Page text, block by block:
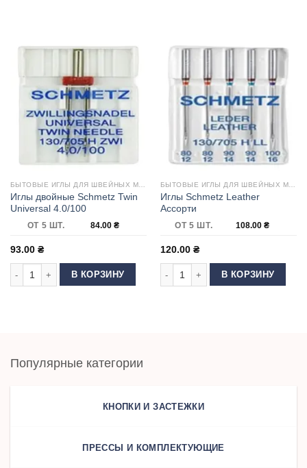
Иглы двойные Schmetz Twin
Universal 4.0/100
ОТ 5 ШТ. 84.00 ₴
93.00 ₴
Количество товара Иглы двойные Schmetz Twin Universal 4.0/100
В КОРЗИНУ
Иглы Schmetz Leather
Ассорти
ОТ 5 ШТ. 108.00 ₴
120.00 ₴
Количество товара Иглы Schmetz
В КОРЗИНУ
Популярные категории
КНОПКИ И ЗАСТЕЖКИ
ПРЕССЫ И КОМПЛЕКТУЮЩИЕ